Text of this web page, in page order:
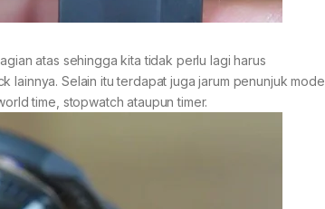
atas sehingga kita tidak perlu lagi harus
Selain itu terdapat juga jarum penunjuk mode
time, stopwatch ataupun timer.